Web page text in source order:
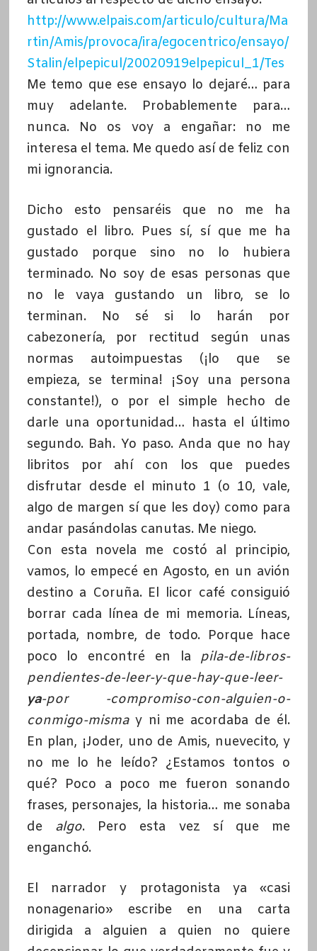
http://www.elpais.com/articulo/cultura/Ma
rtin/Amis/provoca/ira/egocentrico/ensayo/
Stalin/elpepicul/20020919elpepicul_1/Tes
Me temo que ese ensayo lo dejaré… para
muy adelante. Probablemente para…
nunca. No os voy a engañar: no me
interesa el tema. Me quedo así de feliz con
mi ignorancia.
Dicho esto pensaréis que no me ha
gustado el libro. Pues sí, sí que me ha
gustado porque sino no lo hubiera
terminado. No soy de esas personas que
no le vaya gustando un libro, se lo
terminan. No sé si lo harán por
cabezonería, por rectitud según unas
normas autoimpuestas (¡lo que se
empieza, se termina! ¡Soy una persona
constante!), o por el simple hecho de
darle una oportunidad… hasta el último
segundo. Bah. Yo paso. Anda que no hay
libritos por ahí con los que puedes
disfrutar desde el minuto 1 (o 10, vale,
algo de margen sí que les doy) como para
andar pasándolas canutas. Me niego.
Con esta novela me costó al principio,
vamos, lo empecé en Agosto, en un avión
destino a Coruña. El licor café consiguió
borrar cada línea de mi memoria. Líneas,
portada, nombre, de todo. Porque hace
poco lo encontré en la pila-de-libros-
pendientes-de-leer-y-que-hay-que-leer-
ya-por -compromiso-con-alguien-o-
conmigo-mismay ni me acordaba de él.
En plan, ¡Joder, uno de Amis, nuevecito, y
no me lo he leído? ¿Estamos tontos o
qué? Poco a poco me fueron sonando
frases, personajes, la historia… me sonaba
de algo. Pero esta vez sí que me
enganchó.
El narrador y protagonista ya «casi
nonagenario» escribe en una carta
dirigida a alguien a quien no quiere